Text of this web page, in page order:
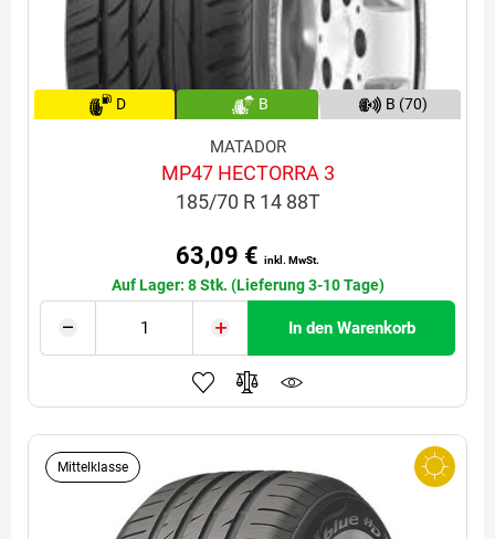
D B B (70)
MATADOR
MP47 HECTORRA 3
185/70 R 14 88T
63,09 € inkl. MwSt.
Auf Lager: 8 Stk. (Lieferung 3-10 Tage)
In den Warenkorb
Mittelklasse